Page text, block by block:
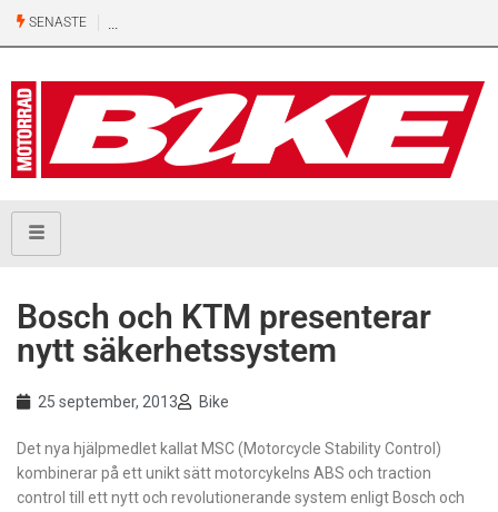
SENASTE
Bosch och KTM presenterar
nytt säkerhetssystem
25 september, 2013 Bike
Det nya hjälpmedlet kallat MSC (Motorcycle Stability Control)
kombinerar på ett unikt sätt motorcykelns ABS och traction
control till ett nytt och revolutionerande system enligt Bosch och